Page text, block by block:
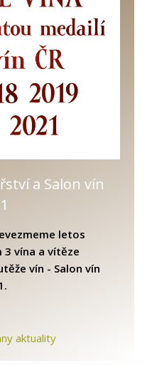
a Salon vín
letos
3 vína a vítěze
vín - Salon vín
aktuality